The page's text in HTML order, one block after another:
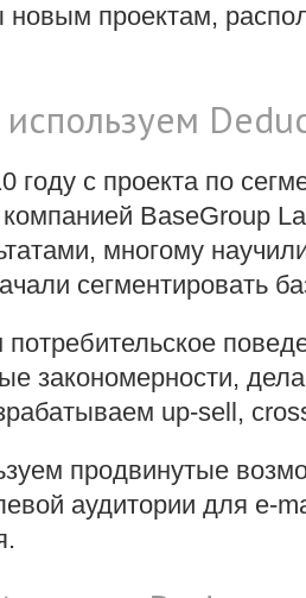
проектам,
году с проекта по
BaseGroup
многому
сегментировать
закономерности,
up-sell,
продвинутые
аудитории для e-